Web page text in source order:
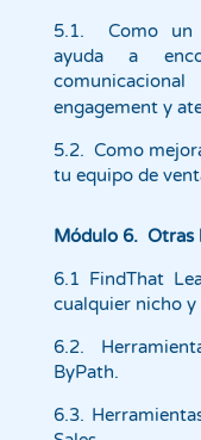
5.1. Como un
ayuda a
engagement y
5.2. Como
tu equipo de
Módulo 6. Otras
6.1 FindThat
cualquier nicho y
6.2.
ByPath.
6.3.